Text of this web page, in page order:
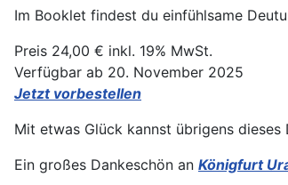
Im Booklet findest du einfühlsame
Preis 24,00 € inkl. 19% MwSt.
Verfügbar ab 20. November 2025
Jetzt vorbestellen
Mit etwas Glück kannst übrigens dieses
Ein großes Dankeschön an Königfurt